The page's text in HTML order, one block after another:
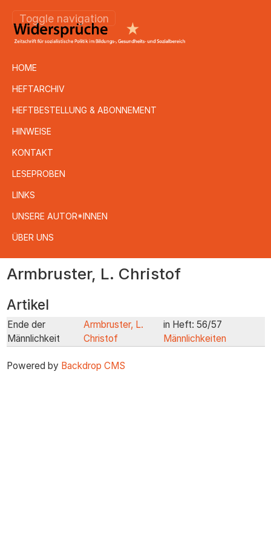
Toggle navigation
HOME
HEFTARCHIV
HEFTBESTELLUNG & ABONNEMENT
HINWEISE
KONTAKT
LESEPROBEN
LINKS
UNSERE AUTOR*INNEN
ÜBER UNS
zum
Armbruster, L. Christof
Artikel
Ende der
Männlichkeit
Armbruster, L.
Christof
in Heft: 56/57
Männlichkeiten
Powered by Backdrop CMS